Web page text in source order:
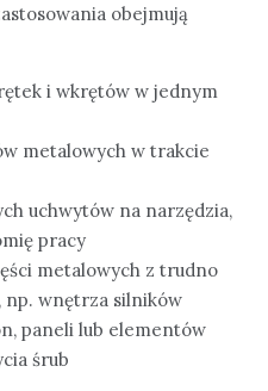
obejmują
i wkrętów w jednym
metalowych w trakcie
uchwytów na narzędzia,
pracy
metalowych z trudno
wnętrza silników
paneli lub elementów
śrub